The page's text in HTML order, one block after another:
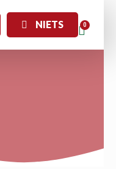
NIETS